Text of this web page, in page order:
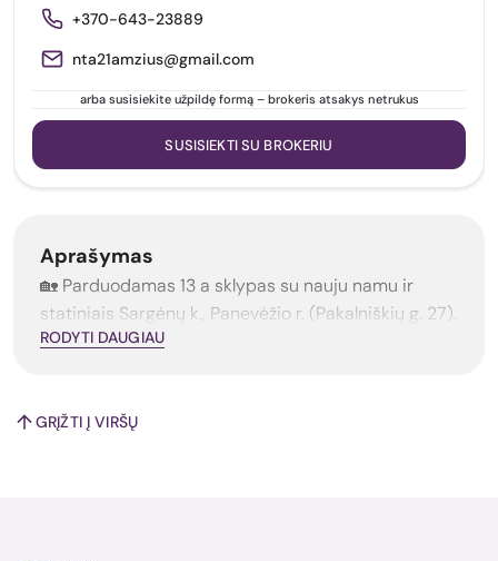
+370-643-23889
nta21amzius@gmail.com
arba susisiekite užpildę formą – brokeris atsakys netrukus
SUSISIEKTI SU BROKERIU
Aprašymas
🏡 Parduodamas 13 a sklypas su nauju namu ir
statiniais Sargėnų k., Panevėžio r. (Pakalniškių g. 27).
RODYTI DAUGIAU
GRĮŽTI Į VIRŠŲ